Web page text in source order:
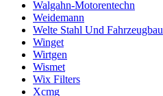
Walgahn-Motorentechn
Weidemann
Welte Stahl Und Fahrzeugbau
Winget
Wirtgen
Wismet
Wix Filters
Xcmg